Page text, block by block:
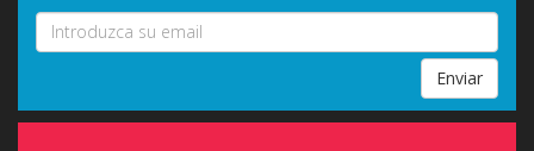
Enviar